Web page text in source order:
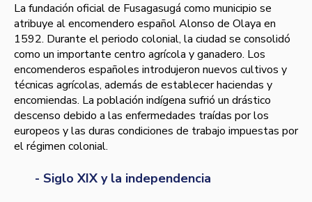
La fundación oficial de Fusagasugá como municipio se
atribuye al encomendero español Alonso de Olaya en
1592. Durante el periodo colonial, la ciudad se consolidó
como un importante centro agrícola y ganadero. Los
encomenderos españoles introdujeron nuevos cultivos y
técnicas agrícolas, además de establecer haciendas y
encomiendas. La población indígena sufrió un drástico
descenso debido a las enfermedades traídas por los
europeos y las duras condiciones de trabajo impuestas por
el régimen colonial.
- Siglo XIX y la independencia